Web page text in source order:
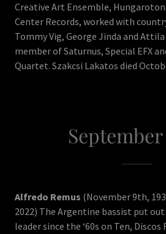
Creative Art Ensemble,
Center Records, worked with
Tommy Vig, George Jinda and
member of Saturnus, Special EFX
Quartet. Szakcsi Lakatos died
September
Alfredo Remus (November 9th,
2022) The Argentine bassist put out
leader since the ‘60s on Ten,